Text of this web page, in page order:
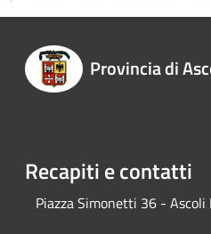
Provincia di
Recapiti e contatti
Piazza Simonetti 36 - Ascoli